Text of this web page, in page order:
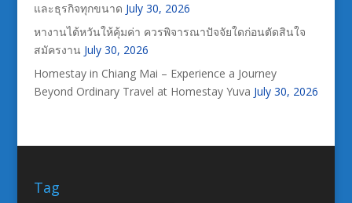
และธุรกิจทุกขนาด July 30, 2026
หางานไต้หวันให้คุ้มค่า ควรพิจารณาปัจจัยใดก่อนตัดสินใจ
สมัครงาน July 30, 2026
Homestay in Chiang Mai – Experience a Journey
Beyond Ordinary Travel at Homestay Yuva July 30, 2026
Tag